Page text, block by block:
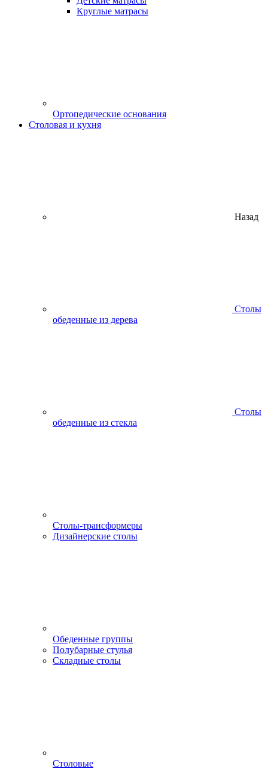
Круглые матрасы
Ортопедические основания
Столовая и кухня
Назад
Столы
обеденные из дерева
Столы
обеденные из стекла
Столы-трансформеры
Дизайнерские столы
Обеденные группы
Полубарные стулья
Складные столы
Столовые